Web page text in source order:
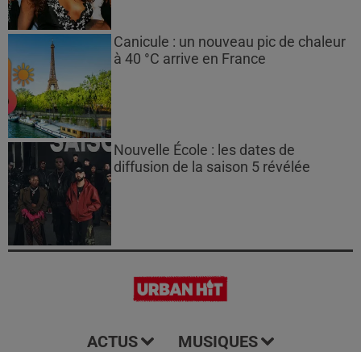
Canicule : un nouveau pic de chaleur
à 40 °C arrive en France
Nouvelle École : les dates de
diffusion de la saison 5 révélée
ACTUS MUSIQUES